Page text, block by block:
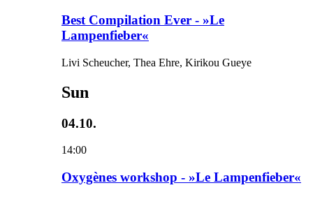
Best Compilation Ever - »Le
Lampenfieber«
Livi Scheucher, Thea Ehre, Kirikou Gueye
Sun
04.10.
14:00
Oxygènes workshop - »Le Lampenfieber«